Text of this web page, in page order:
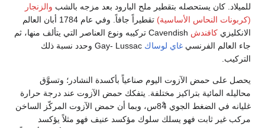
للميلاد. كان يستحصله بتقطير ملح البارود بعد مزجه بالشب والزنجار
(كربونات النحاس الأساسية)
تقطيراً جافاً. وفي عام 1784 أبان العالم
الانكليزي كافندش
Cavendish تركيبه ونوع العناصر التي يتألف منها، ثم
جاء العالم الفرنسي غاي لوساك
Gay- Lussac وحدد نسبة ذلك
التركيب.
يحصل على حمض الآزوت اليوم صناعياً بأكسدة النشادر؛ وتسوَّق
محاليله المائية بتراكيز مختلفة. يتفكك حمض الآزوت عند درجة حرارة
غليانه في الضغط الجوي 84ْس، وبما أن حمض الآزوت المركّز الساخن
مركب غير ثابت فهو يسلك سلوك مؤكسد عنيف فهو مثلاً يؤكسد